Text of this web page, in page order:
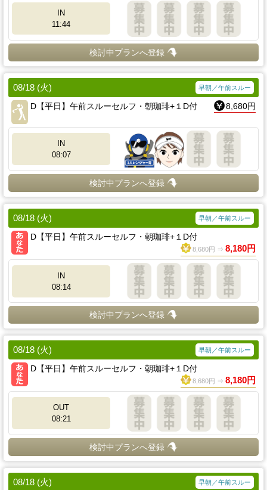
IN
11:44
検討中プランへ登録
08/18 (火) 早朝／午前スルー
D【平日】午前スルーセルフ・朝珈琲+１D付 8,680円
IN
08:07
検討中プランへ登録
08/18 (火) 早朝／午前スルー
D【平日】午前スルーセルフ・朝珈琲+１D付
8,680円 ⇒ 8,180円
IN
08:14
検討中プランへ登録
08/18 (火) 早朝／午前スルー
D【平日】午前スルーセルフ・朝珈琲+１D付
8,680円 ⇒ 8,180円
OUT
08:21
検討中プランへ登録
08/18 (火) 早朝／午前スルー